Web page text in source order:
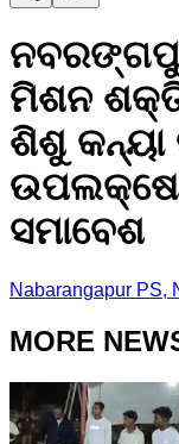
ମିଶନ ଶକ୍ତି
ଶିଶୁ କନ୍ୟା
ଉପଲକ୍ଷେ
ସମାବେଶ
Nabarangapur PS,
MORE